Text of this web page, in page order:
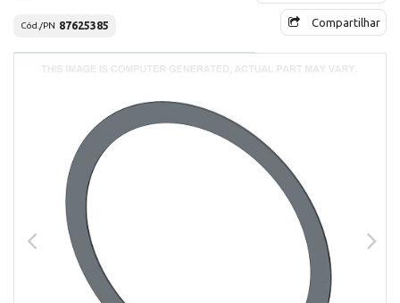
Cód./PN 87625385 Compartilhar